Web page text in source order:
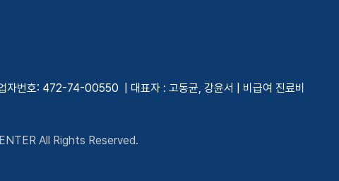
자번호: 472-74-00550 | 대표자 : 고동균, 강윤서 | 비급여 진료비
All Rights Reserved.